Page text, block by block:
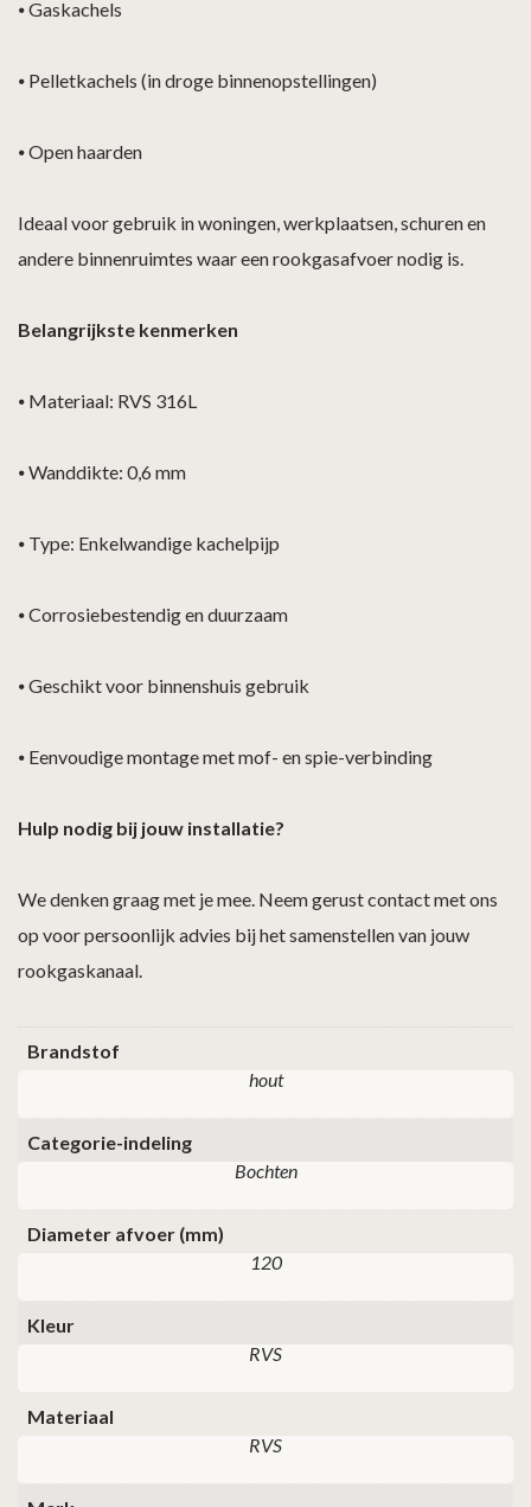
⦁Gaskachels
⦁ Pelletkachels (in droge binnenopstellingen)
⦁Open haarden
Ideaal voor gebruik in woningen, werkplaatsen, schuren en
andere binnenruimtes waar een rookgasafvoer nodig is.
Belangrijkste kenmerken
⦁ Materiaal: RVS 316L
⦁Wanddikte: 0,6 mm
⦁ Type: Enkelwandige kachelpijp
⦁Corrosiebestendig en duurzaam
⦁Geschikt voor binnenshuis gebruik
⦁ Eenvoudige montage met mof- en spie-verbinding
Hulp nodig bij jouw installatie?
We denken graag met je mee. Neem gerust contact met ons
op voor persoonlijk advies bij het samenstellen van jouw
rookgaskanaal.
Brandstof
hout
Categorie-indeling
Bochten
Diameter afvoer (mm)
120
Kleur
RVS
Materiaal
RVS